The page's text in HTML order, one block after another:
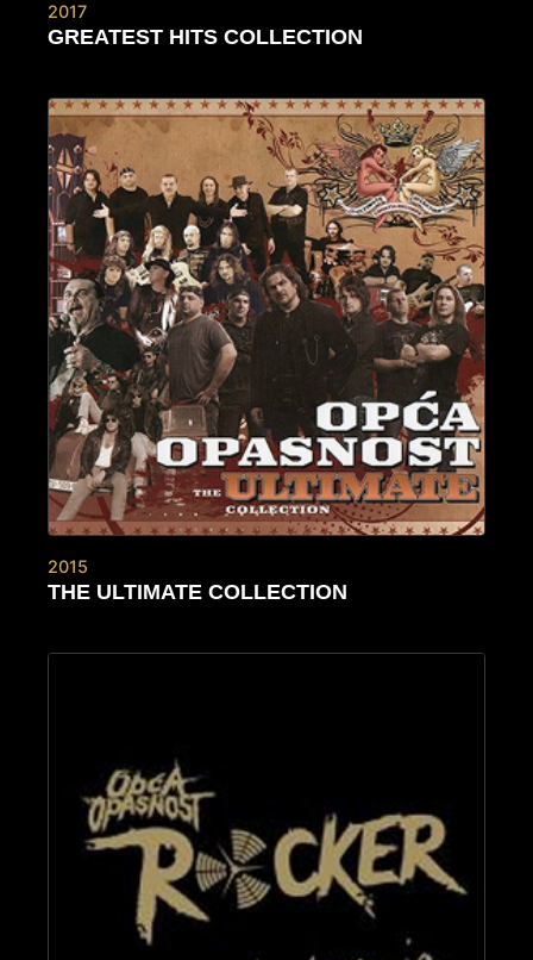
2017
GREATEST HITS COLLECTION
2015
THE ULTIMATE COLLECTION